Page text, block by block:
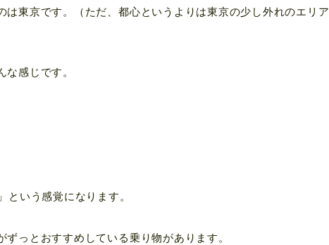
は東京です。（ただ、都心というよりは東京の少し外れのエリア
感じです。
という感覚になります。
っとおすすめしている乗り物があります。